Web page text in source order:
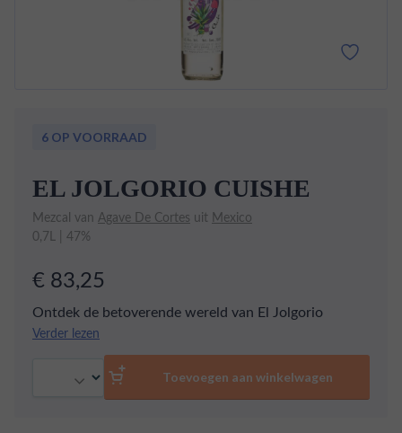
6 OP VOORRAAD
EL JOLGORIO CUISHE
Mezcal van Agave De Cortes uit Mexico
0,7L | 47%
€ 83,25
Ontdek de betoverende wereld van El Jolgorio
Cuishe, een schitterende heldere drank uit Mexico,
gemaakt van de unieke Cuishe agave. Deze
meesterlijke creatie onderscheidt zich met een
krachtig aroma van tabak, verweven met lichte,
Verder lezen
Toevoegen aan winkelwagen